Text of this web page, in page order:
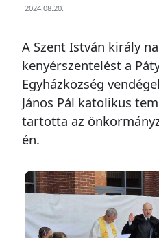
2024.08.20.
A Szent István király
kenyérszentelést a
Egyházközség
János Pál katolikus
tartotta az
én.